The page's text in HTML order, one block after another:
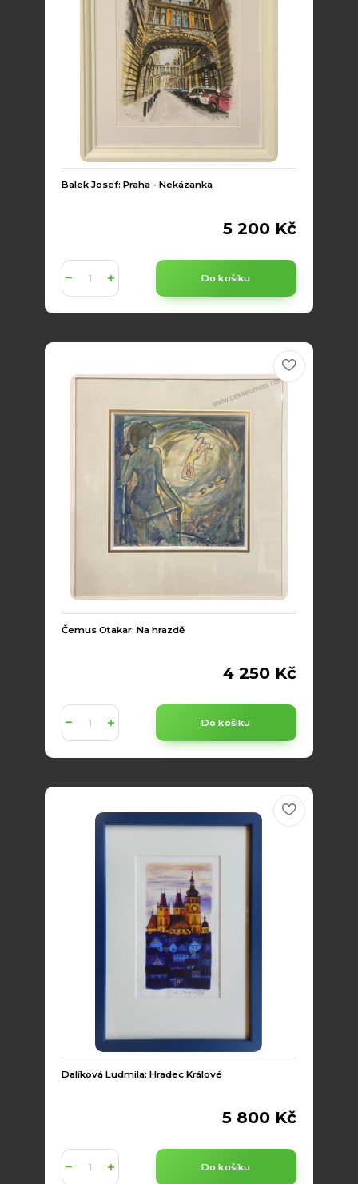
Balek Josef: Praha - Nekázanka
5 200 Kč
Do košíku
Čemus Otakar: Na hrazdě
4 250 Kč
Do košíku
Dalíková Ludmila: Hradec Králové
5 800 Kč
Do košíku